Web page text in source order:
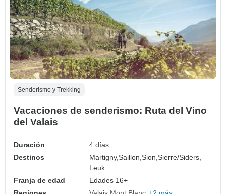
Senderismo y Trekking
Vacaciones de senderismo: Ruta del Vino
del Valais
Duración
4 días
Destinos
Martigny,Saillon,Sion,Sierre/Siders,
Leuk
Franja de edad
Edades 16+